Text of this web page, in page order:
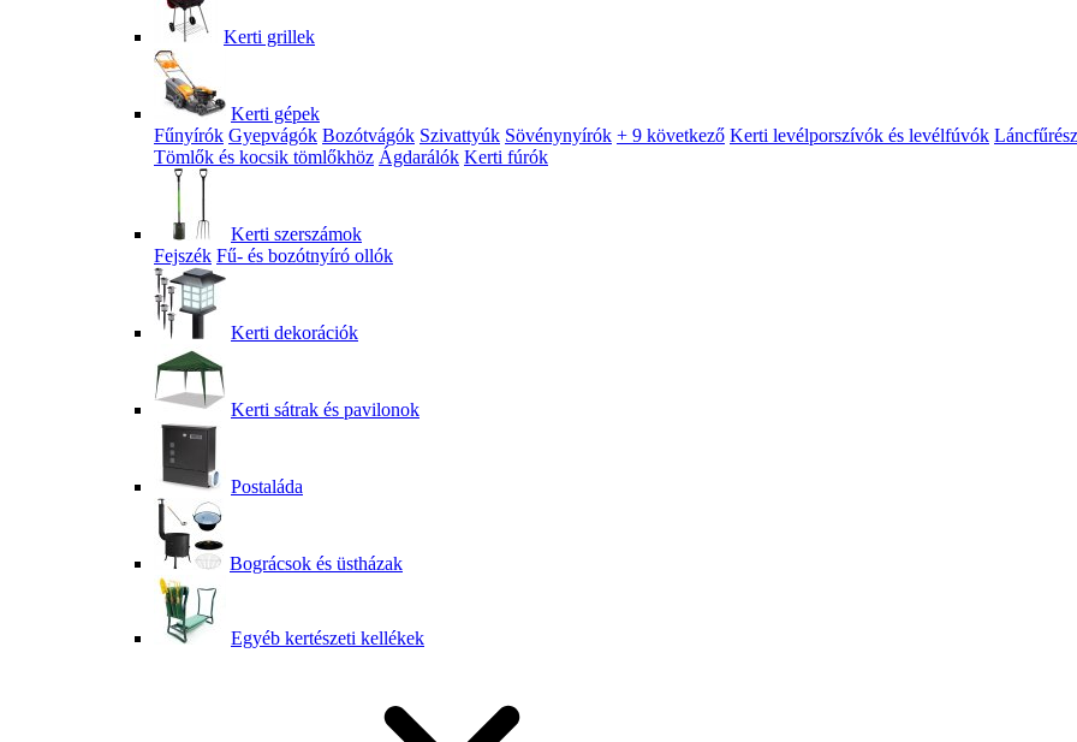
Kerti grillek
Kerti gépek
Fűnyírók Gyepvágók Bozótvágók Szivattyúk Sövénynyírók + 9 következő Kerti levélporszívók és levélfúvók
Tömlők és kocsik tömlőkhöz Ágdarálók Kerti fúrók
Kerti szerszámok
Fejszék Fű- és bozótnyíró ollók
Kerti dekorációk
Kerti sátrak és pavilonok
Postaláda
Bográcsok és üstházak
Egyéb kertészeti kellékek